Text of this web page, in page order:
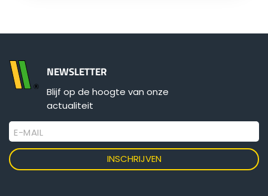
NEWSLETTER
Blijf op de hoogte van onze
actualiteit
E-MAIL